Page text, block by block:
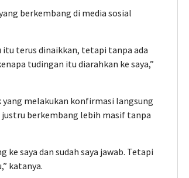
berkembang di media sosial
itu terus dinaikkan, tetapi tanpa ada
tudingan itu diarahkan ke saya,”
yang melakukan konfirmasi langsung
berkembang lebih masif tanpa
saya dan sudah saya jawab. Tetapi
katanya.